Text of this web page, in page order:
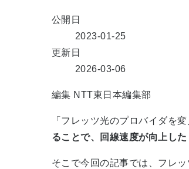
公開日
2023-01-25
更新日
2026-03-06
編集 NTT東日本編集部
「フレッツ光のプロバイダを
ることで、回線速度が向上し
そこで今回の記事では、フレ